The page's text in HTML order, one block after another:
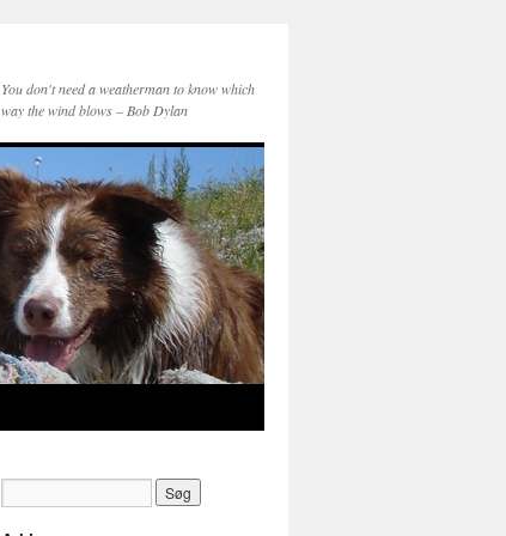
You don't need a weatherman to know which
way the wind blows – Bob Dylan